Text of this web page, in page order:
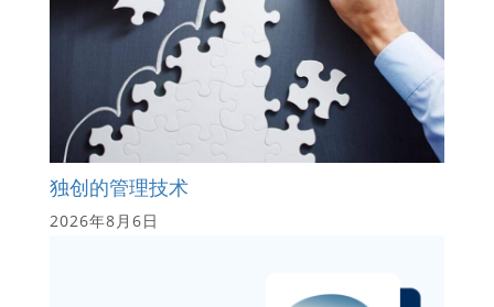
独创的管理技术
2026年8月6日